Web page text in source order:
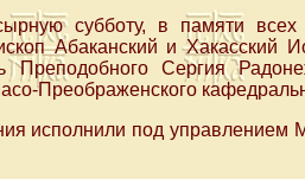
субботу, в памяти
Абаканский и Хакасский
Сергия
Преображенского
исполнили под управлением